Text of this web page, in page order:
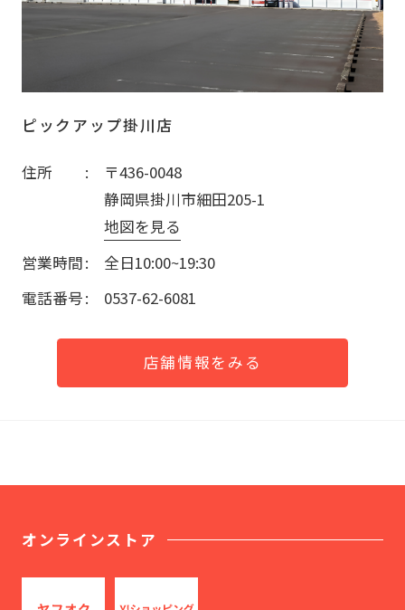
ピックアップ掛川店
住所
〒436-0048
静岡県掛川市細田205-1
地図を見る
営業時間
全日10:00~19:30
電話番号
0537-62-6081
店舗情報をみる
オンラインストア